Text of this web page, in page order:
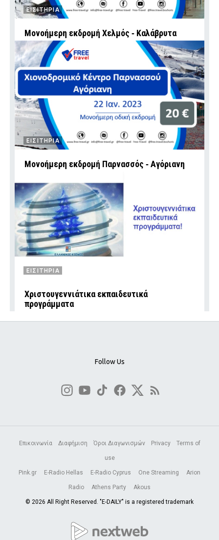
ΕΙΣΙΤΗΡΙΑ
Mονοήμερη εκδρομή Χελμός ‑ Καλάβρυτα
ΕΙΣΙΤΗΡΙΑ
Mονοήμερη εκδρομή Παρνασσός ‑ Αγόριανη
ΕΙΣΙΤΗΡΙΑ
Χριστουγεννιάτικα εκπαιδευτικά
προγράμματα
Follow Us
Επικοινωνία Διαφήμιση Όροι Διαγωνισμών Privacy Terms of
use
Pink.gr E-Radio Hellas E-Radio Cyprus One Streaming Arion
Radio Athens Party Akous
© 2026 All Right Reserved. "E-DAILY" is a registered trademark